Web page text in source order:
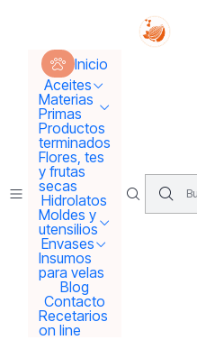
Inicio
Aceites
Materias
Primas
Productos
terminados
Flores, tes
y frutas
secas
Hidrolatos
Moldes y
utensilios
Envases
Insumos
para velas
Blog
Contacto
Recetarios
on line
Tus sueños
Inicio